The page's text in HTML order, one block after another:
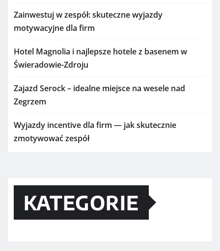
Zainwestuj w zespół: skuteczne wyjazdy
motywacyjne dla firm
Hotel Magnolia i najlepsze hotele z basenem w
Świeradowie-Zdroju
Zajazd Serock – idealne miejsce na wesele nad
Zegrzem
Wyjazdy incentive dla firm — jak skutecznie
zmotywować zespół
KATEGORIE